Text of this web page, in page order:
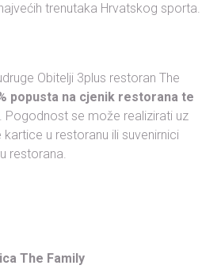
trenutaka Hrvatskog sporta.
Obitelji 3plus restoran The
popusta na cjenik restorana te
. Pogodnost se može realizirati uz
u restoranu ili suvenirnici
restorana.
The Family